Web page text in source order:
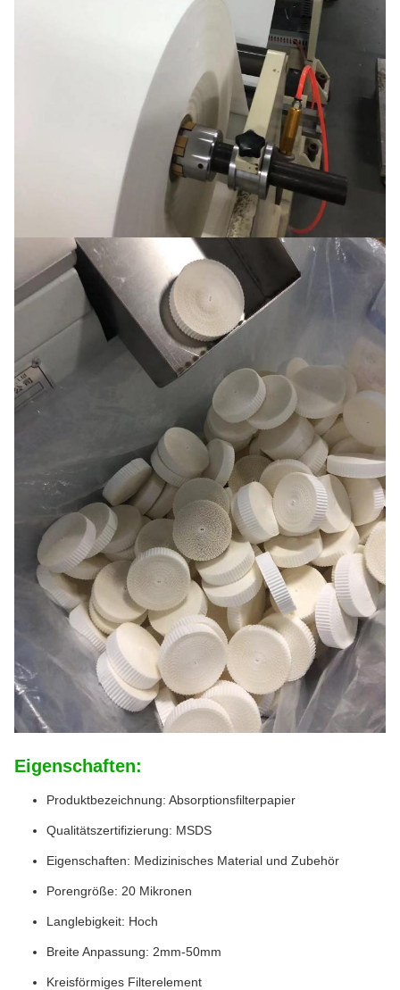
Eigenschaften:
Produktbezeichnung: Absorptionsfilterpapier
Qualitätszertifizierung: MSDS
Eigenschaften: Medizinisches Material und Zubehör
Porengröße: 20 Mikronen
Langlebigkeit: Hoch
Breite Anpassung: 2mm-50mm
Kreisförmiges Filterelement